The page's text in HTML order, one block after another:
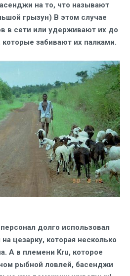
на то, что называют
грызун) В этом случае
в сети или удерживают их до
забивают их палками.
долго использовал
цезарку, которая несколько
А в племени Kru, которое
рыбной ловлей, басенджи